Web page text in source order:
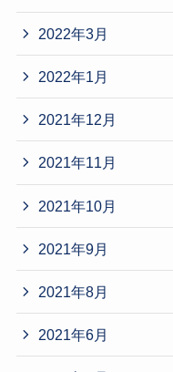
2022年3月
2022年1月
2021年12月
2021年11月
2021年10月
2021年9月
2021年8月
2021年6月